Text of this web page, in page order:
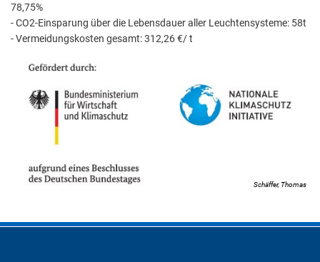
78,75%
- CO2-Einsparung über die Lebensdauer aller Leuchtensysteme: 58t
- Vermeidungskosten gesamt: 312,26 €/ t
Schäffer, Thomas